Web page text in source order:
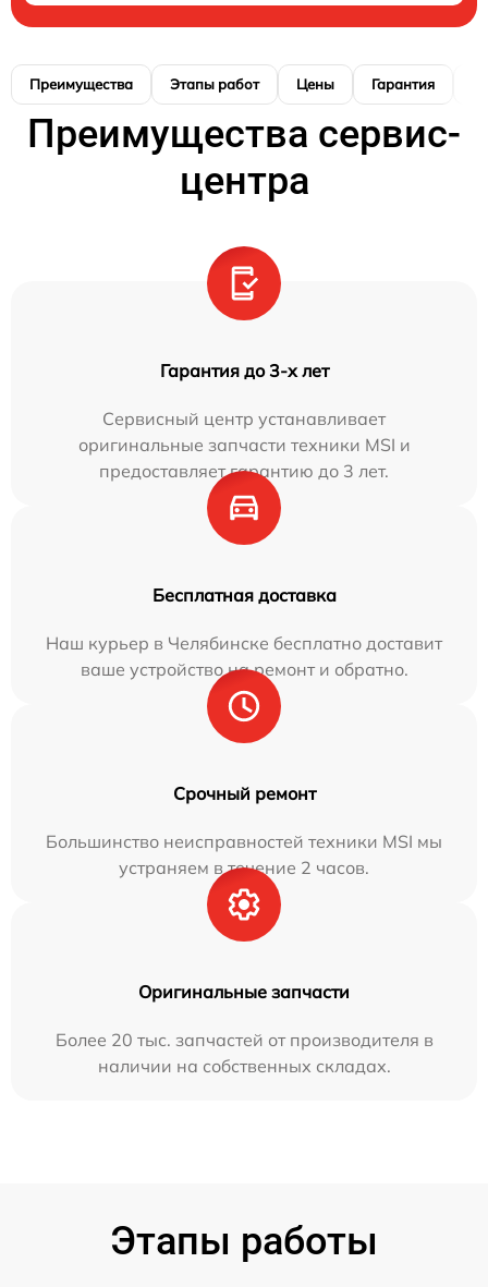
Преимущества Этапы работ Цены Гарантия
Преимущества сервис-
центра
Гарантия до 3-х лет
Сервисный центр устанавливает
оригинальные запчасти техники MSI и
предоставляет гарантию до 3 лет.
Бесплатная доставка
Наш курьер в Челябинске бесплатно доставит
ваше устройство на ремонт и обратно.
Срочный ремонт
Большинство неисправностей техники MSI мы
устраняем в течение 2 часов.
Оригинальные запчасти
Более 20 тыс. запчастей от производителя в
наличии на собственных складах.
Этапы работы